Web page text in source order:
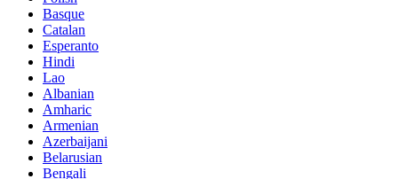
Basque
Catalan
Esperanto
Hindi
Lao
Albanian
Amharic
Armenian
Azerbaijani
Belarusian
Bengali